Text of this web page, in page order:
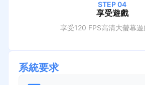
STEP 04
享受遊戲
享受120 FPS高清大螢幕遊
系統要求